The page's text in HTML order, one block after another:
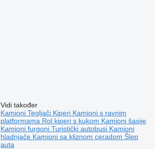
Vidi također
KamioniTegljači Kiperi Kamioni s ravnim
platformama Rol kiperi s kukom Kamioni šasije
Kamioni furgoniTuristički autobusi Kamioni
hladnjače Kamioni sa kliznom ceradomŠlep
auta